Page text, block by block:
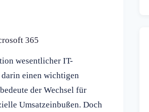
365
wesentlicher IT-
einen wichtigen
der Wechsel für
Umsatzeinbußen. Doch